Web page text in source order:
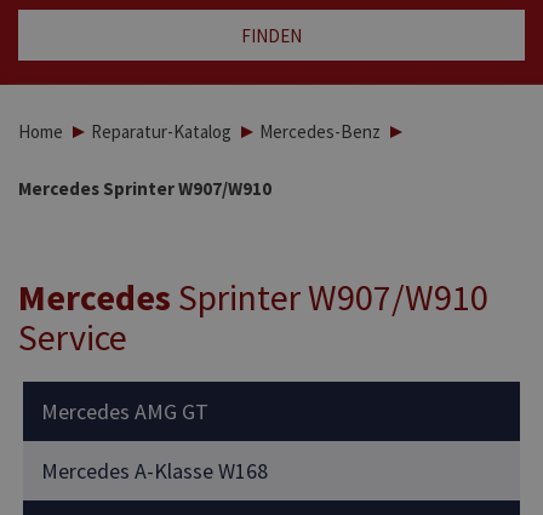
FINDEN
Home Reparatur-Katalog Mercedes-Benz
Mercedes Sprinter W907/W910
Mercedes Sprinter W907/W910
Service
Mercedes AMG GT
Mercedes A-Klasse W168